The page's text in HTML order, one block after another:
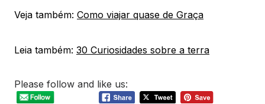
Veja também: Como viajar quase de Graça
Leia também: 30 Curiosidades sobre a terra
Please follow and like us: